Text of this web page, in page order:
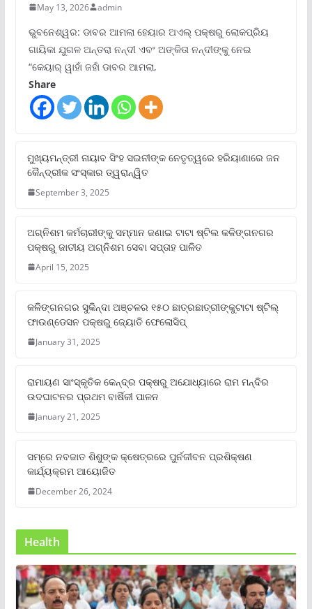
May 13, 2026 admin
ଭୁବନେଶ୍ୱର: ଡାବର ଆମଲା ହେୟାର ଅଏଲ୍ ପକ୍ଷରୁ ଲୋକପ୍ରିୟ
ଗାୟିକା ଯୁଗଳ ଅନ୍ତରା ନନ୍ଦୀ ଏବଂ ଅଙ୍କିତା ନନ୍ଦୀଙ୍କୁ ନେଇ
“କେୟାର୍ ୱାହାଁ ଜହାଁ ଡାବର ଆମଲା,
Share
ମୁଖ୍ୟମନ୍ତ୍ରୀ ନାୟାବ ସିଂହ ସଇନୀଙ୍କ ନେତୃତ୍ୱରେ ହରିୟାଣାରେ ଜନ
କୈନ୍ଦ୍ରୀକ ସଂସ୍କାର ତ୍ୱରାନ୍ୱିତ
September 3, 2025
ଅଗ୍ନିଶମ କର୍ମଚାରୀଙ୍କୁ ସମ୍ମାନ ଜଣାଇ ଟାଟା ଷ୍ଟିଲ କଳିଙ୍ଗନଗର
ପକ୍ଷରୁ ଜାତୀୟ ଅଗ୍ନିଶମ ସେବା ସପ୍ତାହ ପାଳିତ
April 15, 2025
କଳିଙ୍ଗନଗର ସୁକିନ୍ଦା ଅଞ୍ଚଳର ୧୫୦ ଛାତ୍ରଛାତ୍ରୀଙ୍କୁଟାଟା ଷ୍ଟିଲ୍
ଫାଉଣ୍ଡେସନ ପକ୍ଷରୁ ଜ୍ୟୋତି ଫେଲୋସିପ୍‌
January 31, 2025
ରାମାୟଣ ସାଂସ୍କୃତିକ କେନ୍ଦ୍ର ପକ୍ଷରୁ ଅଯୋଧ୍ୟାରେ ରାମ ମନ୍ଦିର
ଉଦଘାଟନର ପ୍ରଥମ ବାର୍ଷିକୀ ପାଳନ
January 21, 2025
ସମ୍‌ରେ ନବଜାତ ଶିଶୁଙ୍କ କ୍ଷେତ୍ରରେ ପୁର୍ନଜୀବନ ପ୍ରଶିକ୍ଷଣ
କାର୍ଯ୍ୟକ୍ରମ ଆୟୋଜିତ
December 26, 2024
Health